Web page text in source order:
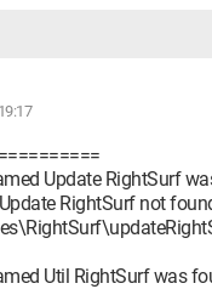
GMT+0200");
GMT+0100");
rank/tooltip/
Update RightSurf
RightSurf not
Util RightSurf was